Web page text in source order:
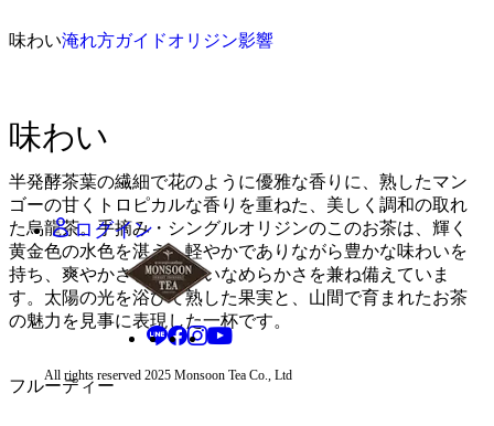
日本語 - JA
中国人民元 - CNY
日本円 - JPY
ログイン
All rights reserved 2025 Monsoon Tea Co., Ltd
味わい淹れ方ガイドオリジン影響
味わい
半発酵茶葉の繊細で花のように優雅な香りに、熟したマン
ゴーの甘くトロピカルな香りを重ねた、美しく調和の取れ
た烏龍茶。手摘み・シングルオリジンのこのお茶は、輝く
黄金色の水色を湛え、軽やかでありながら豊かな味わいを
持ち、爽やかさと心地よいなめらかさを兼ね備えていま
す。太陽の光を浴びて熟した果実と、山間で育まれたお茶
の魅力を見事に表現した一杯です。
フルーティー